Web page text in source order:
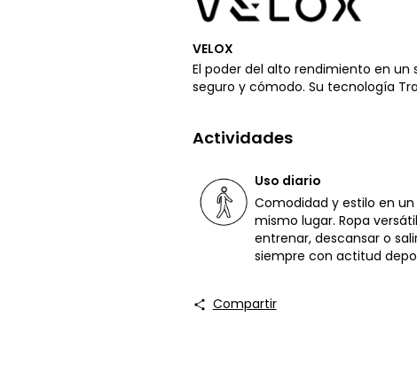
VELOX
El poder del alto rendimiento en
seguro y cómodo. Su tecnología
Actividades
Uso diario
Comodidad y estilo en un
mismo lugar. Ropa
entrenar, descansar o
siempre con actitud
Compartir